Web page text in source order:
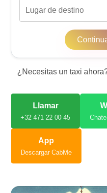
¿Necesitas un taxi
Llamar
+32 471 22 00 45
App
Descargar CabMe